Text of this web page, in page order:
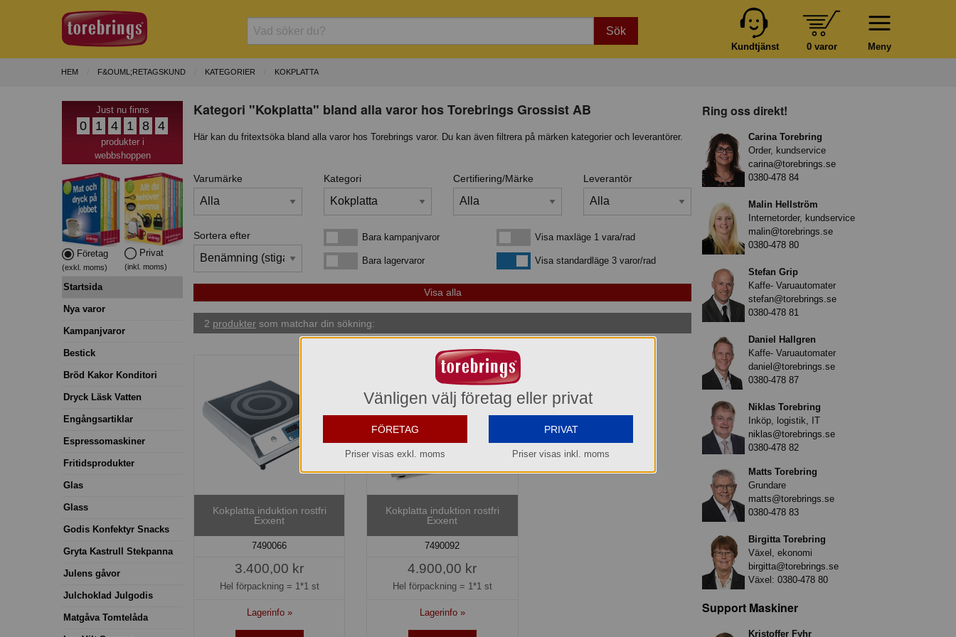
Sök
Meny
0 varor
Kundtjänst
HEM F&OUML;RETAGSKUND KATEGORIER KOKPLATTA
Just nu finns
0 1 4 1 8 4
produkter i
webbshoppen
Företag
(exkl. moms)
Privat
(inkl. moms)
Startsida
Nya varor
Kampanjvaror
Bestick
Bröd Kakor Konditori
Dryck Läsk Vatten
Engångsartiklar
Espressomaskiner
Fritidsprodukter
Glas
Glass
Godis Konfektyr Snacks
Gryta Kastrull Stekpanna
Julens gåvor
Julchoklad Julgodis
Matgåva Tomtelåda
Kategori "Kokplatta" bland alla varor hos Torebrings Grossist AB
Här kan du fritextsöka bland alla varor hos Torebrings varor. Du kan även filtrera på märken kategorier och leverantörer.
Varumärke Kategori Certifiering/Märke Leverantör
Sortera efter Bara kampanjvarorBara kampanjvaror
Bara lagervarorBara lagervaror
Visa maxläge 1 vara/rad
Visa maxläge 1 vara/rad
Visa standardlägeVisa standardläge 3 varor/rad
2 produkter som matchar din sökning:
Kokplatta induktion rostfri
Exxent
7490066
3.400,00 kr
Hel förpackning = 1*1 st
Lagerinfo »
Kokplatta induktion rostfri
Exxent
7490092
4.900,00 kr
Hel förpackning = 1*1 st
Lagerinfo »
Ring oss direkt!
Carina Torebring
Order, kundservice
carina@torebrings.se
0380-478 84
Malin Hellström
Internetorder, kundservice
malin@torebrings.se
0380-478 80
Stefan Grip
Kaffe- Varuautomater
stefan@torebrings.se
0380-478 81
Daniel Hallgren
Kaffe- Varuautomater
daniel@torebrings.se
0380-478 87
Niklas Torebring
Inköp, logistik, IT
niklas@torebrings.se
0380-478 82
Matts Torebring
Grundare
matts@torebrings.se
0380-478 83
Birgitta Torebring
Växel, ekonomi
birgitta@torebrings.se
Växel: 0380-478 80
Support Maskiner
Kristoffer Fyhr
Vänligen välj företag eller privat
FÖRETAG
Priser visas exkl. moms
PRIVAT
Priser visas inkl. moms